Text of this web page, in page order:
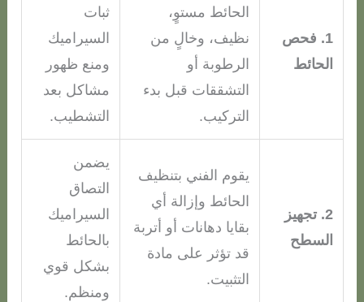
1. فحص
الحائط
الحائط مستوٍ،
نظيف، وخالٍ من
الرطوبة أو
التشققات قبل بدء
التركيب.
ثبات
السيراميك
ومنع ظهور
مشاكل بعد
التشطيب.
2. تجهيز
السطح
يقوم الفني بتنظيف
الحائط وإزالة أي
بقايا دهانات أو أتربة
قد تؤثر على مادة
التثبيت.
يضمن
التصاق
السيراميك
بالحائط
بشكل قوي
ومنظم.